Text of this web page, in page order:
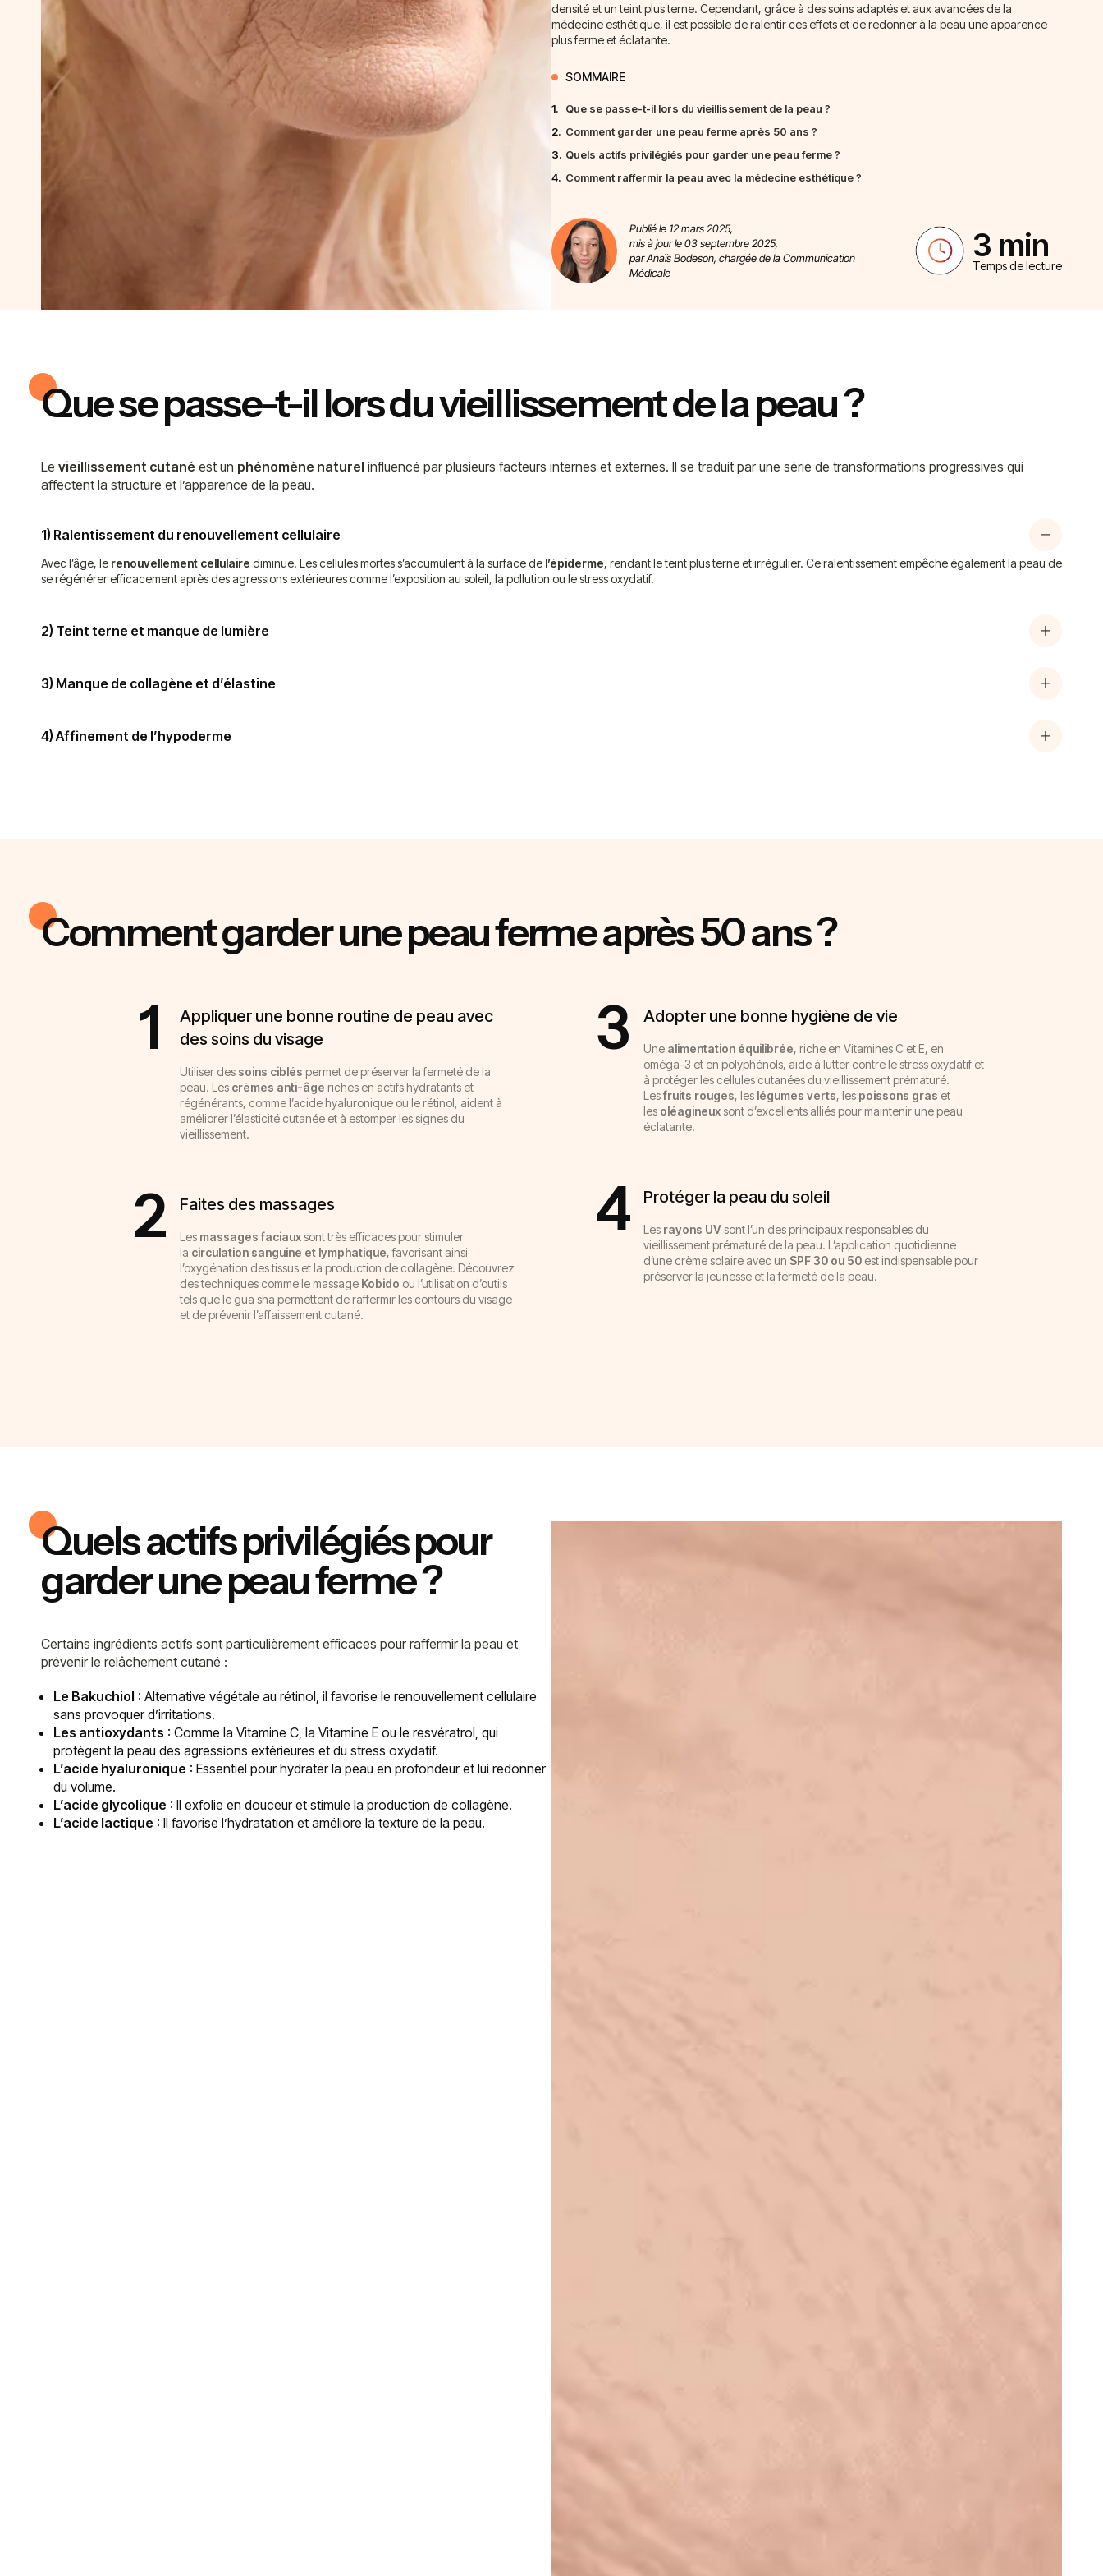
densité et un teint plus terne. Cependant, grâce à des soins adaptés et aux avancées de la
médecine esthétique, il est possible de ralentir ces effets et de redonner à la peau une apparence
plus ferme et éclatante.
SOMMAIRE
1.
Que se passe-t-il lors du vieillissement de la peau ?
2. Comment garder une peau ferme après 50 ans ?
3. Quels actifs privilégiés pour garder une peau ferme ?
4. Comment raffermir la peau avec la médecine esthétique ?
Publié le 12 mars 2025,
mis à jour le 03 septembre 2025,
par Anaïs Bodeson, chargée de la Communication
Médicale
3 min
Temps de lecture
Que se passe-t-il lors du vieillissement de la peau ?
Le vieillissement cutané est un phénomène naturel influencé par plusieurs facteurs internes et externes. Il se traduit par une série de transformations progressives qui
affectent la structure et l’apparence de la peau.
1) Ralentissement du renouvellement cellulaire
Avec l’âge, le renouvellement cellulaire diminue. Les cellules mortes s’accumulent à la surface de l’épiderme, rendant le teint plus terne et irrégulier. Ce ralentissement empêche également la peau de
se régénérer efficacement après des agressions extérieures comme l’exposition au soleil, la pollution ou le stress oxydatif.
2) Teint terne et manque de lumière
3) Manque de collagène et d’élastine
4) Affinement de l’hypoderme
Comment garder une peau ferme après 50 ans ?
1
Appliquer une bonne routine de peau avec
des soins du visage
Utiliser des soins ciblés permet de préserver la fermeté de la
peau. Les crèmes anti-âge riches en actifs hydratants et
régénérants, comme l’acide hyaluronique ou le rétinol, aident à
améliorer l’élasticité cutanée et à estomper les signes du
vieillissement.
2 Faites des massages
Les massages faciauxsont très efficaces pour stimuler
la circulation sanguine et lymphatique, favorisant ainsi
l’oxygénation des tissus et la production de collagène. Découvrez
des techniques comme le massage Kobido ou l’utilisation d’outils
tels que le gua sha permettent de raffermir les contours du visage
et de prévenir l’affaissement cutané.
3 Adopter une bonne hygiène de vie
Une alimentation équilibrée, riche en Vitamines C et E, en
oméga-3 et en polyphénols, aide à lutter contre le stress oxydatif et
à protéger les cellules cutanées du vieillissement prématuré.
Lesfruits rouges, les légumes verts, les poissons gras et
les oléagineuxsont d’excellents alliés pour maintenir une peau
éclatante.
4 Protéger la peau du soleil
Les rayons UVsont l’un des principaux responsables du
vieillissement prématuré de la peau. L’application quotidienne
d’une crème solaire avec un SPF 30 ou 50est indispensable pour
préserver la jeunesse et la fermeté de la peau.
Quels actifs privilégiés pour
garder une peau ferme ?
Certains ingrédients actifs sont particulièrement efficaces pour raffermir la peau et
prévenir le relâchement cutané :
Le Bakuchiol : Alternative végétale au rétinol, il favorise le renouvellement cellulaire
sans provoquer d’irritations.
Les antioxydants : Comme la Vitamine C, la Vitamine E ou le resvératrol, qui
protègent la peau des agressions extérieures et du stress oxydatif.
L’acide hyaluronique : Essentiel pour hydrater la peau en profondeur et lui redonner
du volume.
L’acide glycolique : Il exfolie en douceur et stimule la production de collagène.
L’acide lactique : Il favorise l’hydratation et améliore la texture de la peau.